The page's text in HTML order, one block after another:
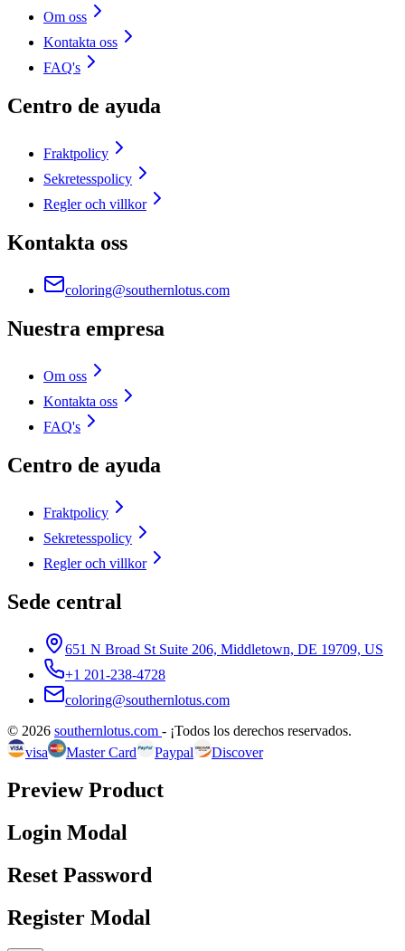
Om oss
Kontakta oss
FAQ's
Centro de ayuda
Fraktpolicy
Sekretesspolicy
Regler och villkor
Kontakta oss
coloring@southernlotus.com
Nuestra empresa
Om oss
Kontakta oss
FAQ's
Centro de ayuda
Fraktpolicy
Sekretesspolicy
Regler och villkor
Sede central
651 N Broad St Suite 206, Middletown, DE 19709, US
+1 201-238-4728
coloring@southernlotus.com
© 2026 southernlotus.com - ¡Todos los derechos reservados.
visa
Master Card Paypal Discover
Preview Product
Login Modal
Reset Password
Register Modal